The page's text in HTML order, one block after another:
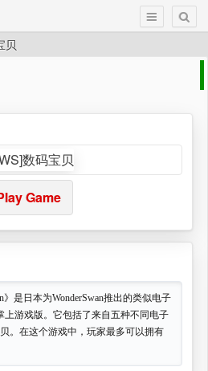
贝
Game
》是日本为WonderSwan推出的类似电子
上游戏版。它包括了来自五种不同电子
。在这个游戏中，玩家最多可以拥有